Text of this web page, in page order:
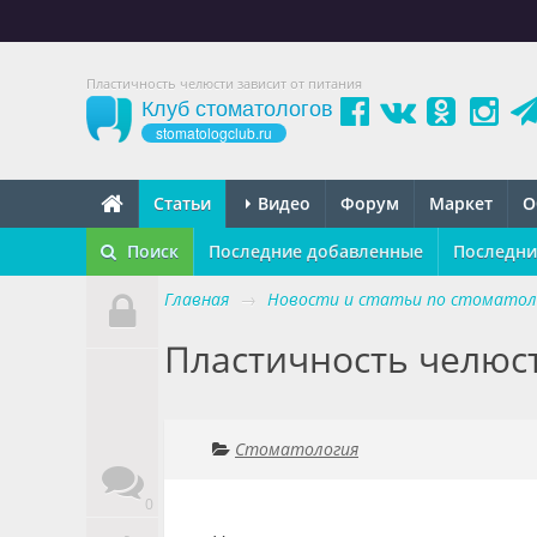
Пластичность челюсти зависит от питания
Клуб стоматологов
stomatologclub.ru
Статьи Видео Форум Маркет
Поиск Последние добавленные
0
Главная → Новости и статьи по
Пластичность
Стоматология